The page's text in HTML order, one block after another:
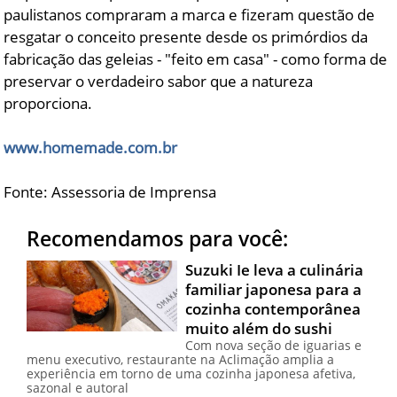
paulistanos compraram a marca e fizeram questão de
resgatar o conceito presente desde os primórdios da
fabricação das geleias - "feito em casa" - como forma de
preservar o verdadeiro sabor que a natureza
proporciona.
www.homemade.com.br
Fonte: Assessoria de Imprensa
Recomendamos para você:
Suzuki Ie leva a culinária
familiar japonesa para a
cozinha contemporânea
muito além do sushi
Com nova seção de iguarias e
menu executivo, restaurante na Aclimação amplia a
experiência em torno de uma cozinha japonesa afetiva,
sazonal e autoral